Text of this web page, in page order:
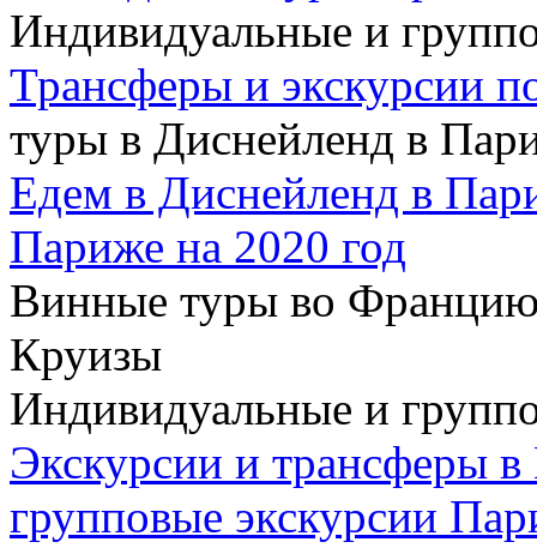
Индивидуальные и
Трансферы и экскурсии
туры в Диснейленд в
Едем в Диснейленд в
Париже на 2020 год
Винные туры во
Круизы
Индивидуальные и
Экскурсии и трансферы
групповые экскурсии